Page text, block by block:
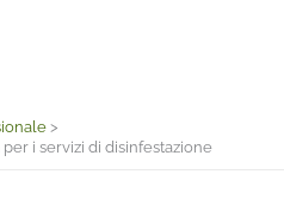
i servizi di disinfestazione